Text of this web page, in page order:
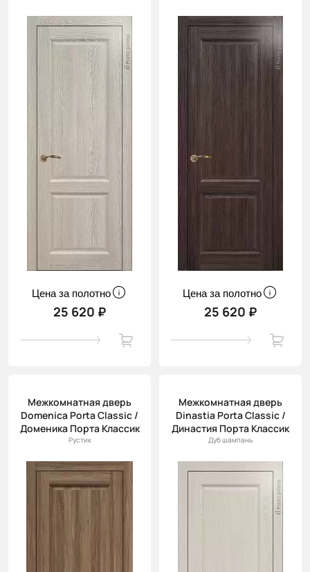
Цена за полотно
25 620 ₽
Цена за полотно
25 620 ₽
Межкомнатная дверь
Domenica Porta Classic /
Доменика Порта Классик
Рустик
Межкомнатная дверь
Dinastia Porta Classic /
Династия Порта Классик
Дуб шампань